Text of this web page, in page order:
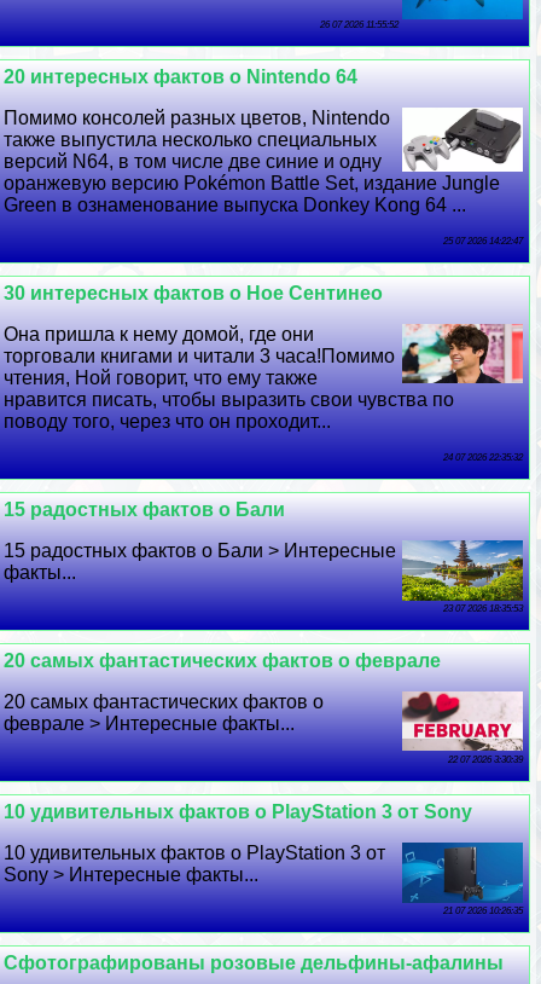
26 07 2026 11:55:52
20 интересных фактов о Nintendo 64
Помимо консолей разных цветов, Nintendo
также выпустила несколько специальных
версий N64, в том числе две синие и одну
оранжевую версию Pokémon Battle Set, издание Jungle
Green в ознаменование выпуска Donkey Kong 64 ...
25 07 2026 14:22:47
30 интересных фактов о Ное Сентинео
Она пришла к нему домой, где они
торговали книгами и читали 3 часа!Помимо
чтения, Ной говорит, что ему также
нравится писать, чтобы выразить свои чувства по
поводу того, через что он проходит...
24 07 2026 22:35:32
15 радостных фактов о Бали
15 радостных фактов о Бали > Интересные
факты...
23 07 2026 18:35:53
20 самых фантастических фактов о феврале
20 самых фантастических фактов о
феврале > Интересные факты...
22 07 2026 3:30:39
10 удивительных фактов о PlayStation 3 от Sony
10 удивительных фактов о PlayStation 3 от
Sony > Интересные факты...
21 07 2026 10:26:35
Сфотографированы розовые дельфины-афалины